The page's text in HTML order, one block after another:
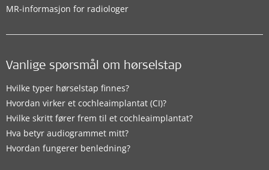
MR-informasjon for radiologer
Vanlige spørsmål om hørselstap
Hvilke typer hørselstap finnes?
Hvordan virker et cochleaimplantat (CI)?
Hvilke skritt fører frem til et cochleaimplantat?
Hva betyr audiogrammet mitt?
Hvordan fungerer benledning?